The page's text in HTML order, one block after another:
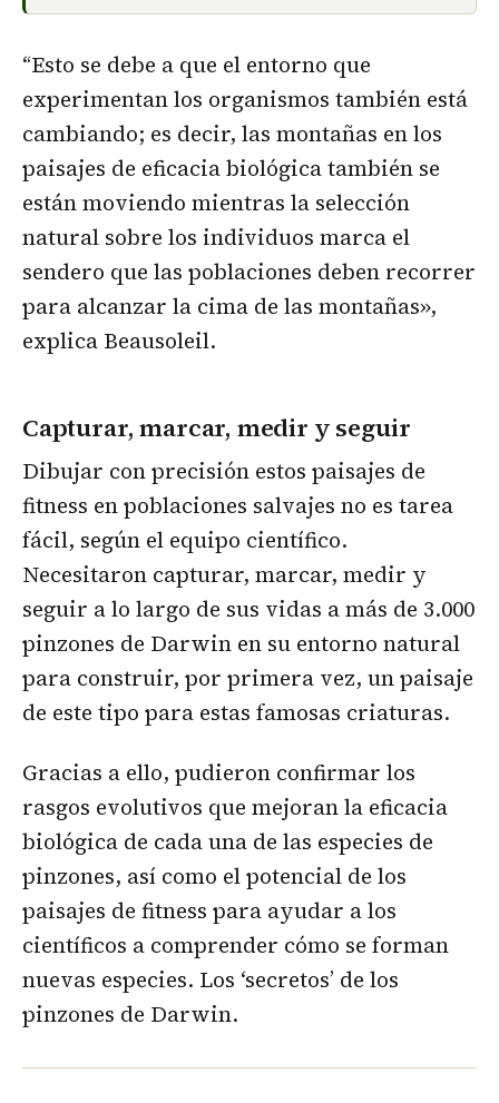
“Esto se debe a que el entorno que
experimentan los organismos también está
cambiando; es decir, las montañas en los
paisajes de eficacia biológica también se
están moviendo mientras la selección
natural sobre los individuos marca el
sendero que las poblaciones deben recorrer
para alcanzar la cima de las montañas»,
explica Beausoleil.
Capturar, marcar, medir y seguir
Dibujar con precisión estos paisajes de
fitness en poblaciones salvajes no es tarea
fácil, según el equipo científico.
Necesitaron capturar, marcar, medir y
seguir a lo largo de sus vidas a más de 3.000
pinzones de Darwin en su entorno natural
para construir, por primera vez, un paisaje
de este tipo para estas famosas criaturas.
Gracias a ello, pudieron confirmar los
rasgos evolutivos que mejoran la eficacia
biológica de cada una de las especies de
pinzones, así como el potencial de los
paisajes de fitness para ayudar a los
científicos a comprender cómo se forman
nuevas especies. Los ‘secretos’ de los
pinzones de Darwin.